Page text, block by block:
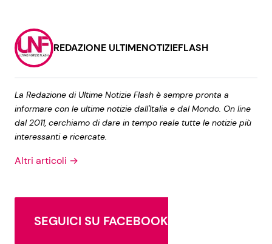
REDAZIONE ULTIMENOTIZIEFLASH
La Redazione di Ultime Notizie Flash è sempre pronta a
informare con le ultime notizie dall'Italia e dal Mondo. On line
dal 2011, cerchiamo di dare in tempo reale tutte le notizie più
interessanti e ricercate.
Altri articoli →
SEGUICI SU FACEBOOK